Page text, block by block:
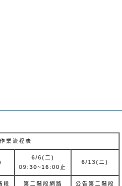
業流程表
6/6( 二)
09:30~16:00 止
6/13( 二)
段
第二階段網路
公告第二階段